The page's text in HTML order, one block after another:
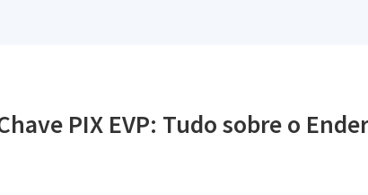
PIX EVP: Tudo sobre o